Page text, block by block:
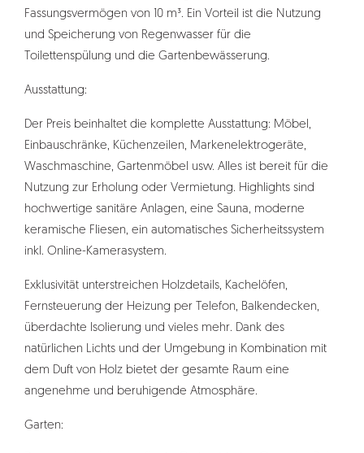
Fassungsvermögen von 10 m³. Ein Vorteil ist die Nutzung
und Speicherung von Regenwasser für die
Toilettenspülung und die Gartenbewässerung.
Ausstattung:
Der Preis beinhaltet die komplette Ausstattung: Möbel,
Einbauschränke, Küchenzeilen, Markenelektrogeräte,
Waschmaschine, Gartenmöbel usw. Alles ist bereit für die
Nutzung zur Erholung oder Vermietung. Highlights sind
hochwertige sanitäre Anlagen, eine Sauna, moderne
keramische Fliesen, ein automatisches Sicherheitssystem
inkl. Online-Kamerasystem.
Exklusivität unterstreichen Holzdetails, Kachelöfen,
Fernsteuerung der Heizung per Telefon, Balkendecken,
überdachte Isolierung und vieles mehr. Dank des
natürlichen Lichts und der Umgebung in Kombination mit
dem Duft von Holz bietet der gesamte Raum eine
angenehme und beruhigende Atmosphäre.
Garten: